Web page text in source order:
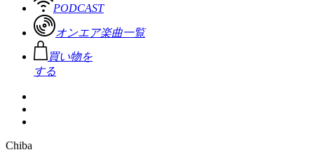
PODCAST
オンエア楽曲一覧
買い物を
する
Chiba